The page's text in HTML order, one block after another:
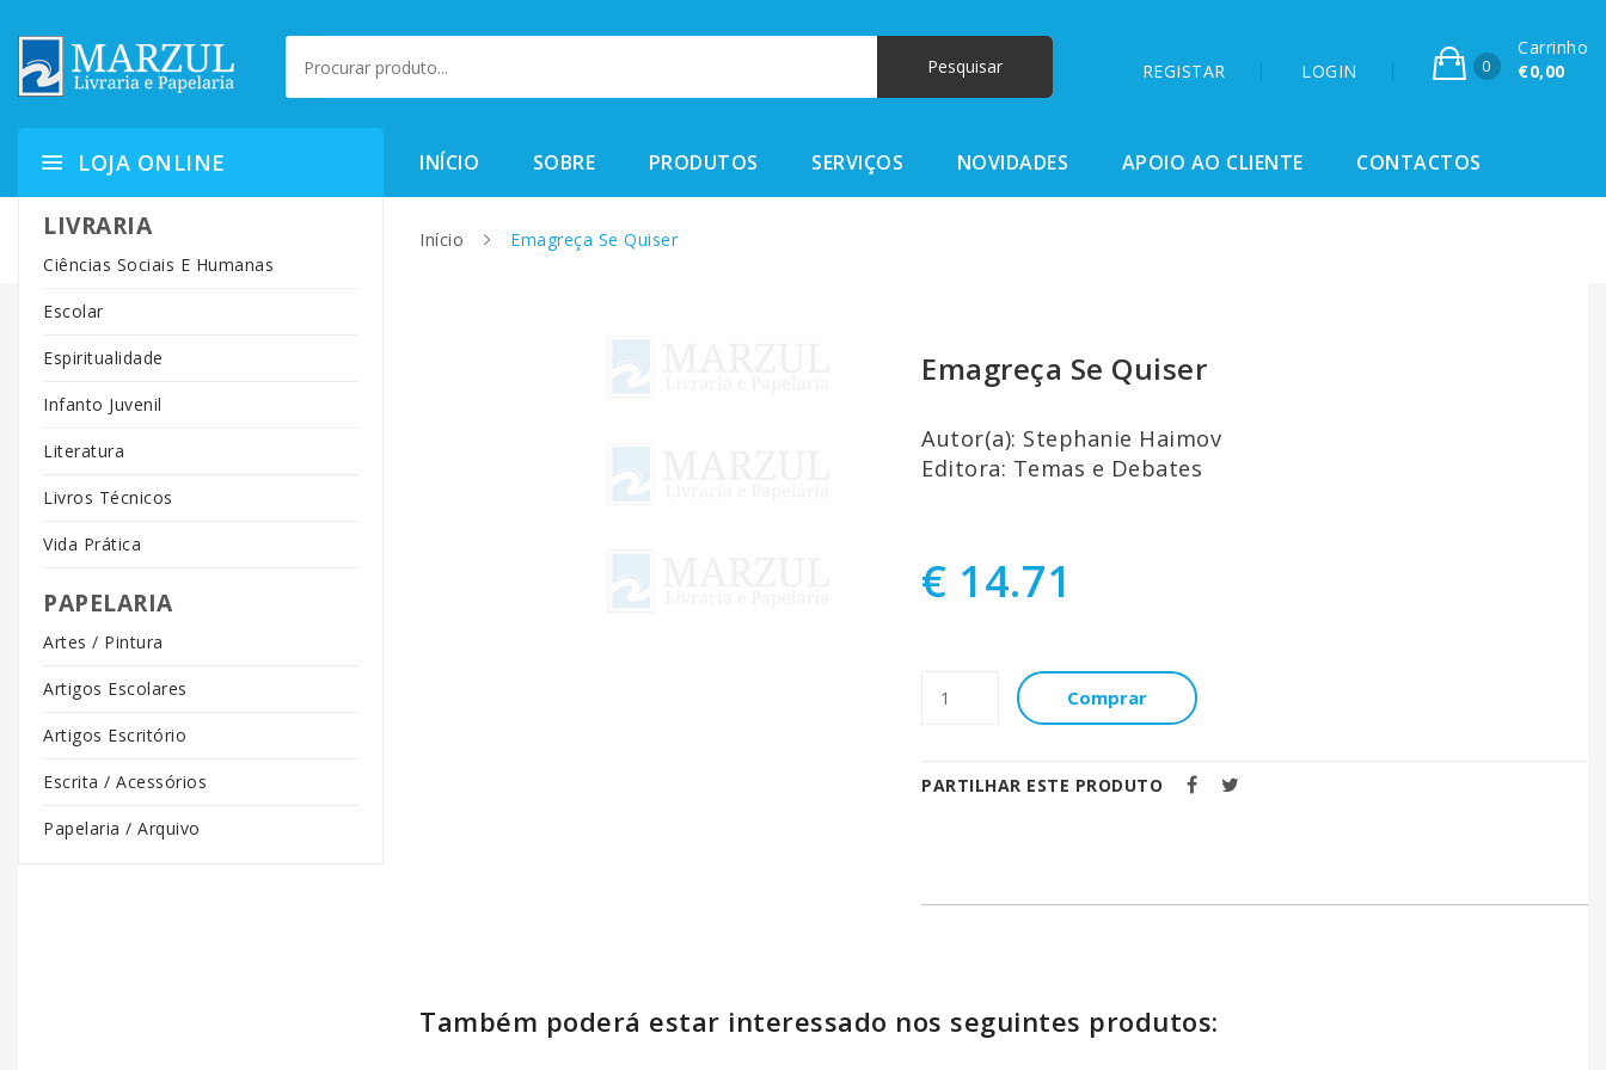
REGISTAR LOGIN 0
Carrinho
€0,00
LOJA ONLINE
LIVRARIA
Ciências Sociais E Humanas
Escolar
Espiritualidade
Infanto Juvenil
Literatura
Livros Técnicos
Vida Prática
PAPELARIA
Artes / Pintura
Artigos Escolares
Artigos Escritório
Escrita / Acessórios
Papelaria / Arquivo
INÍCIO SOBRE PRODUTOS SERVIÇOS NOVIDADES APOIO AO CLIENTE CONTACTOS
Início Emagreça Se Quiser
Emagreça Se Quiser
Autor(a): Stephanie Haimov
Editora: Temas e Debates
€ 14.71
Comprar
PARTILHAR ESTE PRODUTO
Também poderá estar interessado nos seguintes produtos: